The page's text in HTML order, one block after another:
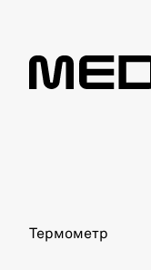
Термометр